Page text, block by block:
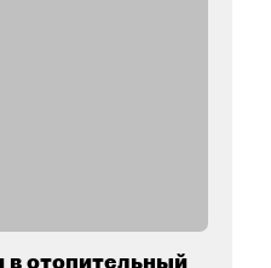
в отопительный